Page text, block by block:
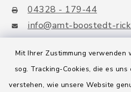
Mit Ihrer Zustimmung verwenden
sog. Tracking-Cookies, die es
verstehen, wie unsere Website
04328 - 179-44
info@amt-boostedt-
Quicklinks